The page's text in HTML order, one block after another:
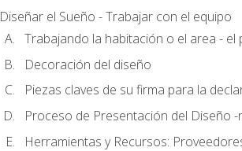
Diseñar el Sueño - Trabajar con el equipo
Trabajando la habitación o el area -
Decoración del diseño
Piezas claves de su firma para la
Proceso de Presentación del Diseño
Herramientas y Recursos: